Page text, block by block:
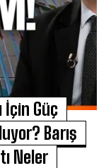
İçin Güç
Barış
Neler